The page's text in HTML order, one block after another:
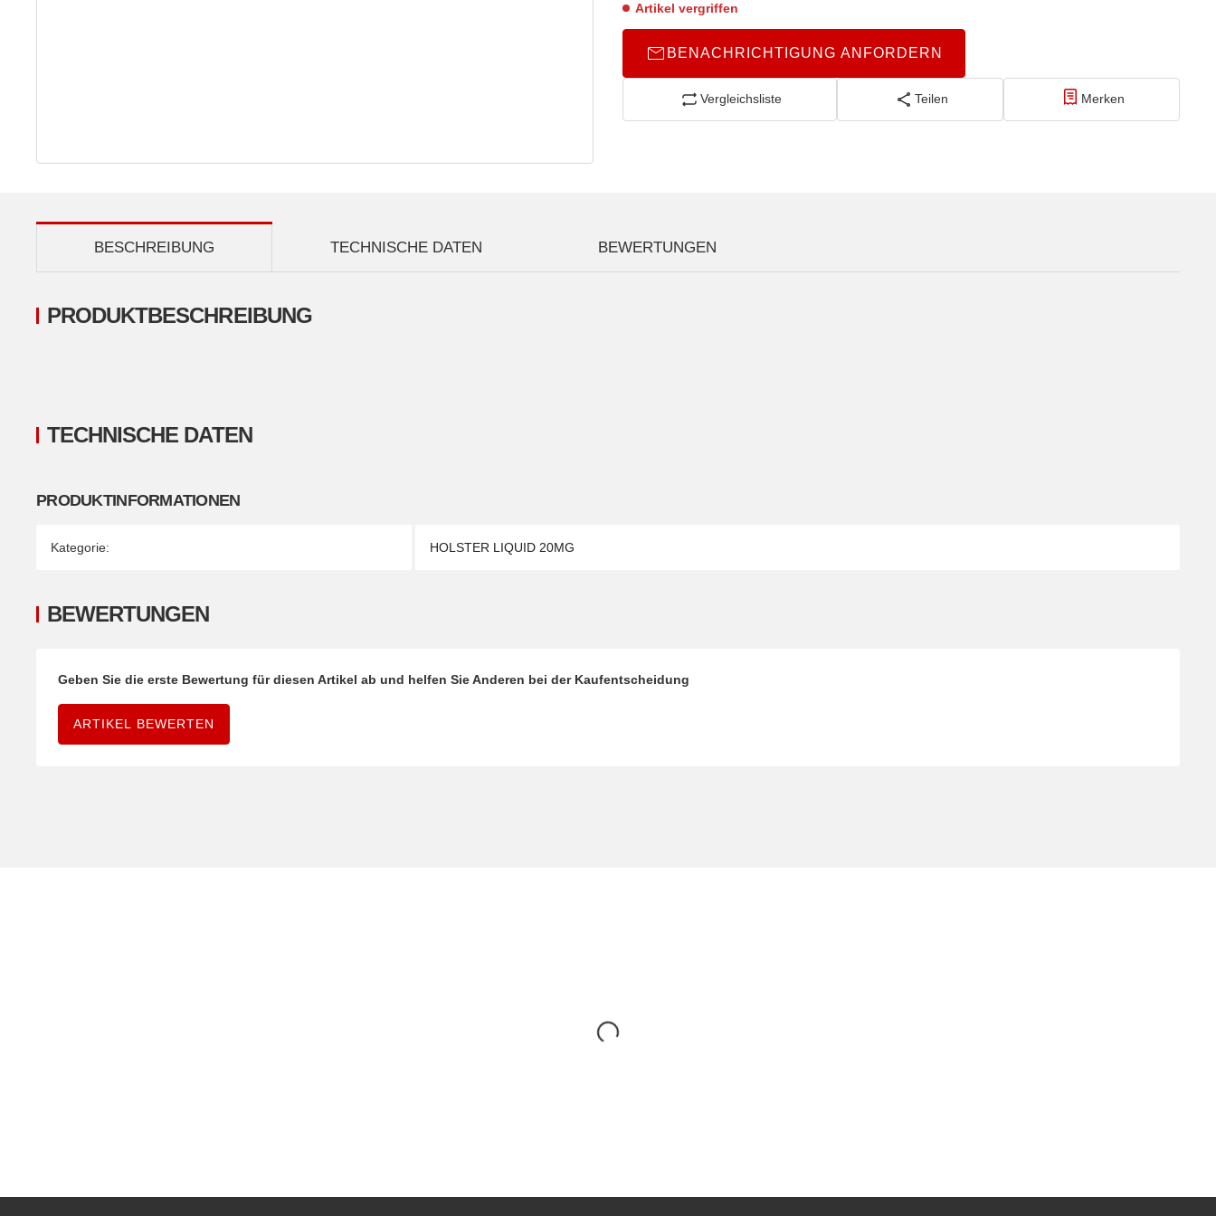
Artikel vergriffen
BENACHRICHTIGUNG ANFORDERN
Vergleichsliste Teilen Merken
TECHNISCHE DATEN
BESCHREIBUNG BEWERTUNGEN
TECHNISCHE DATEN
PRODUKTINFORMATIONEN
Produkteigenschaft
Wert
Kategorie: HOLSTER LIQUID 20MG
PRODUKTBESCHREIBUNG
BEWERTUNGEN
Geben Sie die erste Bewertung für diesen Artikel ab und helfen Sie Anderen bei der Kaufentscheidung
ARTIKEL BEWERTEN